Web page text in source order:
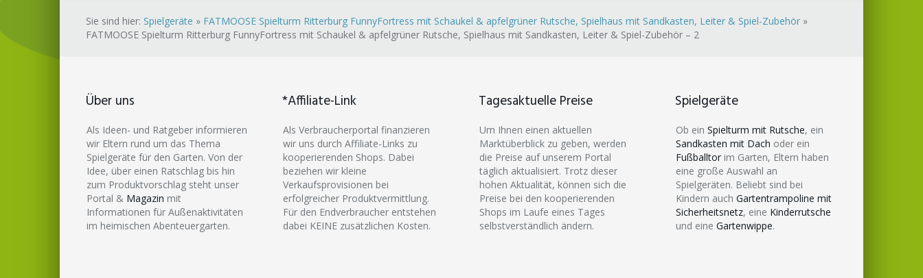
Sie sind hier: Spielgeräte » FATMOOSE Spielturm Ritterburg FunnyFortress mit Schaukel & apfelgrüner Rutsche, Spielhaus mit Sandkasten, Leiter & Spiel-Zubehör »
FATMOOSE Spielturm Ritterburg FunnyFortress mit Schaukel & apfelgrüner Rutsche, Spielhaus mit Sandkasten, Leiter & Spiel-Zubehör – 2
Über uns
Als Ideen- und Ratgeber informieren
wir Eltern rund um das Thema
Spielgeräte für den Garten. Von der
Idee, über einen Ratschlag bis hin
zum Produktvorschlag steht unser
Portal & Magazin mit
Informationen für Außenaktivitäten
im heimischen Abenteuergarten.
*Affiliate-Link
Als Verbraucherportal finanzieren
wir uns durch Affiliate-Links zu
kooperierenden Shops. Dabei
beziehen wir kleine
Verkaufsprovisionen bei
erfolgreicher Produktvermittlung.
Für den Endverbraucher entstehen
dabei KEINE zusätzlichen Kosten.
Tagesaktuelle Preise
Um Ihnen einen aktuellen
Marktüberblick zu geben, werden
die Preise auf unserem Portal
täglich aktualisiert. Trotz dieser
hohen Aktualität, können sich die
Preise bei den kooperierenden
Shops im Laufe eines Tages
selbstverständlich ändern.
Spielgeräte
Ob ein Spielturm mit Rutsche, ein
Sandkasten mit Dach oder ein
Fußballtor im Garten, Eltern haben
eine große Auswahl an
Spielgeräten. Beliebt sind bei
Kindern auch Gartentrampoline mit
Sicherheitsnetz, eine Kinderrutsche
und eine Gartenwippe.